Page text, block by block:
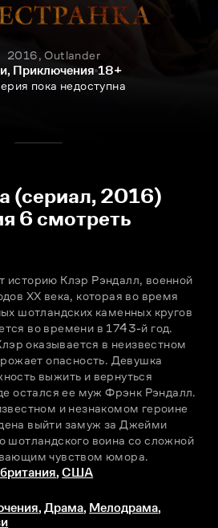
2016, Outlander
Приключения 18+
пока недоступна
(сериал, 2016)
6 смотреть
историю Клэр Рэндалл, военной
XX века, которая во время
шотландских каменных кругов
во времени в 1743-й год.
оказывается в неизвестном
опасность. Девушка
выжить и вернуться
остался ее муж Фрэнк Рэндалл.
и незнакомом героине
выйти замуж за Джейми
шотландского воина со сложной
чувством юмора.
,США
,Драма, Мелодрама,